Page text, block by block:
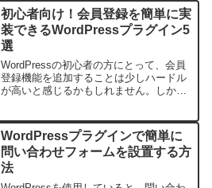
ない初心者にとっては、適切なプラグ
イ...
初心者向け！会員登録を簡単に実
装できるWordPressプラグイン5
選
WordPressの初心者の方にとって、会員
登録機能を追加することは少しハードル
が高いと感じるかもしれません。しか
と低くなります。この記事では、シンプ
ルかつ効率...
WordPressプラグインで簡単に
問い合わせフォームを設置する方
法